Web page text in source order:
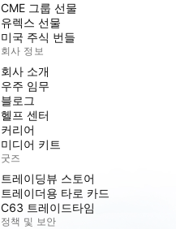
CME 그룹 선물
유렉스 선물
미국 주식 번들
회사 정보
회사 소개
우주 임무
블로그
헬프 센터
커리어
미디어 키트
굿즈
트레이딩뷰 스토어
트레이더용 타로 카드
C63 트레이드타임
정책 및 보안